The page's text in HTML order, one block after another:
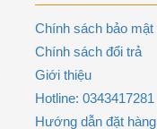
Chính sách bảo mật
Chính sách đổi trả
Giới thiệu
Hotline: 0343417281
Hướng dẫn đặt hàng